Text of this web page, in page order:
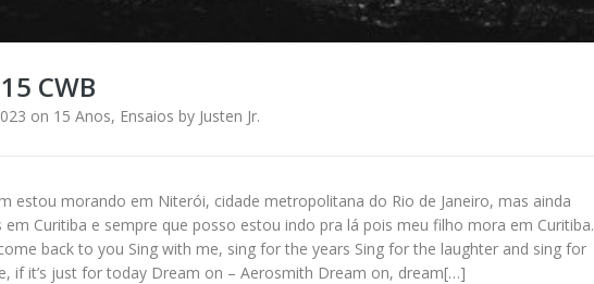
CWB
on 15 Anos, Ensaios by Justen Jr.
estou morando em Niterói, cidade metropolitana do Rio de Janeiro, mas ainda
Curitiba e sempre que posso estou indo pra lá pois meu filho mora em Curitiba.
back to you Sing with me, sing for the years Sing for the laughter and sing for
if it’s just for today Dream on – Aerosmith Dream on, dream[…]